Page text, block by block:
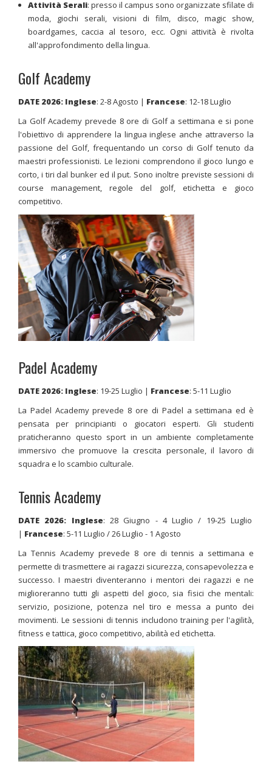
Attività Serali: presso il campus sono organizzate sfilate di
moda, giochi serali, visioni di film, disco, magic show,
boardgames, caccia al tesoro, ecc. Ogni attività è rivolta
all'approfondimento della lingua.
Golf Academy
DATE 2026: Inglese: 2-8 Agosto | Francese: 12-18 Luglio
La Golf Academy prevede 8 ore di Golf a settimana e si pone
l'obiettivo di apprendere la lingua inglese anche attraverso la
passione del Golf, frequentando un corso di Golf tenuto da
maestri professionisti. Le lezioni comprendono il gioco lungo e
corto, i tiri dal bunker ed il put. Sono inoltre previste sessioni di
course management, regole del golf, etichetta e gioco
competitivo.
Padel Academy
DATE 2026: Inglese: 19-25 Luglio | Francese: 5-11 Luglio
La Padel Academy prevede 8 ore di Padel a settimana ed è
pensata per principianti o giocatori esperti. Gli studenti
praticheranno questo sport in un ambiente completamente
immersivo che promuove la crescita personale, il lavoro di
squadra e lo scambio culturale.
Tennis Academy
DATE 2026: Inglese: 28 Giugno - 4 Luglio / 19-25 Luglio
| Francese: 5-11 Luglio / 26 Luglio - 1 Agosto
La Tennis Academy prevede 8 ore di tennis a settimana e
permette di trasmettere ai ragazzi sicurezza, consapevolezza e
successo. I maestri diventeranno i mentori dei ragazzi e ne
miglioreranno tutti gli aspetti del gioco, sia fisici che mentali:
servizio, posizione, potenza nel tiro e messa a punto dei
movimenti. Le sessioni di tennis includono training per l'agilità,
fitness e tattica, gioco competitivo, abilità ed etichetta.